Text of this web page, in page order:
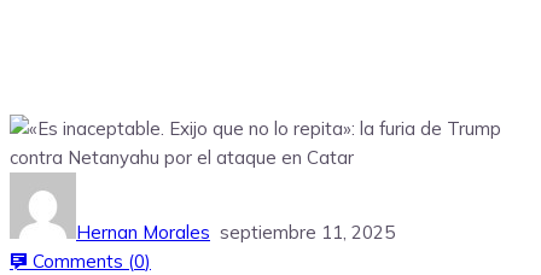
Hernan Morales septiembre 11, 2025
Comments (0)